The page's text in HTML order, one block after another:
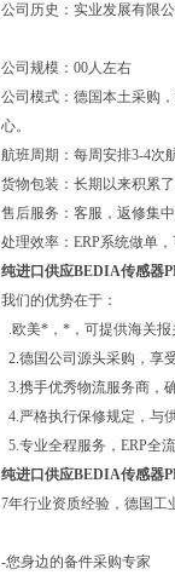
公司历史：实业发展有限
公司规模：00人左右
公司模式：德国本土采购
心。
航班周期：每周安排3-4次
货物包装：长期以来积累
售后服务：客服，返修集
处理效率：ERP系统做单
纯进口供应BEDIA传感器
我们的优势在于：
.欧美*，*，可提供海关报
2.德国公司源头采购，享
3.携手优秀物流服务商，
4.严格执行保修规定，与
5.专业全程服务，ERP全
纯进口供应BEDIA传感器
7年行业资质经验，德国工
-您身边的备件采购专家